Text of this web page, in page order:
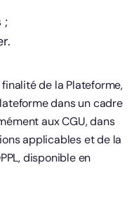
;
de la Plateforme,
dans un cadre
aux CGU, dans
applicables et de la
disponible en